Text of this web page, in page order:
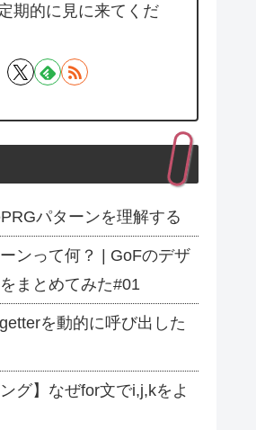
期的に見に来てくだ
パターンを理解する
ンって何？ | GoFのデザ
まとめてみた#01
を動的に呼び出した
グ】なぜfor文でi,j,kをよ